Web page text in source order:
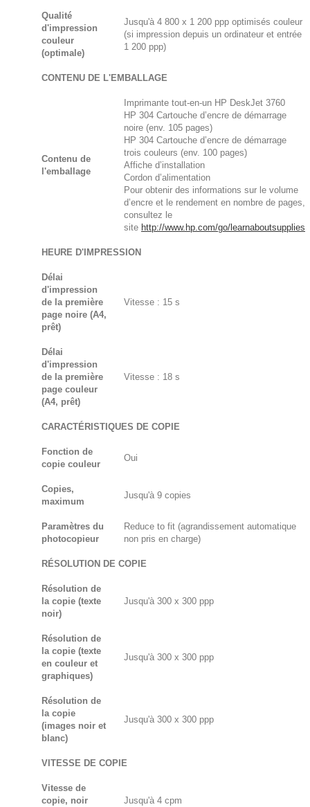
Qualité
d'impression
couleur
(optimale)
Jusqu'à 4 800 x 1 200 ppp optimisés couleur
(si impression depuis un ordinateur et entrée
1 200 ppp)
CONTENU DE L'EMBALLAGE
Contenu de
l'emballage
Imprimante tout-en-un HP DeskJet 3760
HP 304 Cartouche d’encre de démarrage
noire (env. 105 pages)
HP 304 Cartouche d’encre de démarrage
trois couleurs (env. 100 pages)
Affiche d’installation
Cordon d’alimentation
Pour obtenir des informations sur le volume
d’encre et le rendement en nombre de pages,
consultez le
site http://www.hp.com/go/learnaboutsupplies
HEURE D'IMPRESSION
Délai
d'impression
de la première
page noire (A4,
prêt)
Vitesse : 15 s
Délai
d'impression
de la première
page couleur
(A4, prêt)
Vitesse : 18 s
CARACTÉRISTIQUES DE COPIE
Fonction de
copie couleur
Oui
Copies,
maximum
Jusqu'à 9 copies
Paramètres du
photocopieur
Reduce to fit (agrandissement automatique
non pris en charge)
RÉSOLUTION DE COPIE
Résolution de
la copie (texte
noir)
Jusqu'à 300 x 300 ppp
Résolution de
la copie (texte
en couleur et
graphiques)
Jusqu'à 300 x 300 ppp
Résolution de
la copie
(images noir et
blanc)
Jusqu'à 300 x 300 ppp
VITESSE DE COPIE
Vitesse de
copie, noir
Jusqu'à 4 cpm